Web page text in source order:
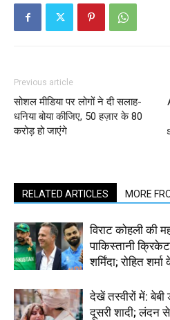
Previous article
सोशल मीडिया पर लोगों ने दी सलाह-
धनिया बोया कीजिए, 50 हज़ार के 80
करोड़ हो जाएंगे
RELATED ARTICLES MORE
विराट कोहली की
पाकिस्तानी
शर्मिंदा; रोहित
देखें तस्वीरों में:
दूसरी शादी; लंदन